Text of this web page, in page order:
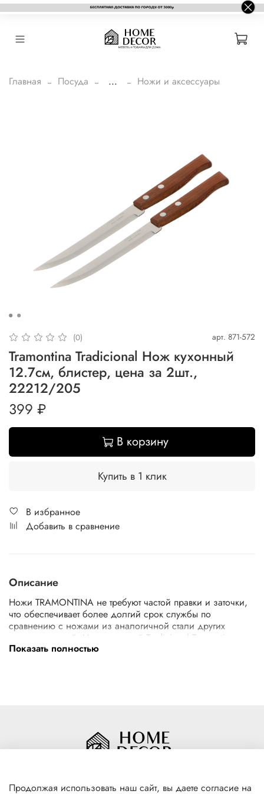
Главная Посуда ... Ножи и аксессуары
(0) арт. 871-572
Tramontina Tradicional Нож кухонный
12.7см, блистер, цена за 2шт.,
22212/205
399 ₽
В корзину
Купить в 1 клик
В избранное
Добавить в сравнение
Описание
Ножи TRAMONTINA не требуют частой правки и заточки,
что обеспечивает более долгий срок службы по
сравнению с ножами из аналогичной стали других
производителей. Нож кухонный Tradicional Tramontina -
удобный практичный нож для повседневного
Показать полностью
Продолжая использовать наш сайт, вы даете согласие на